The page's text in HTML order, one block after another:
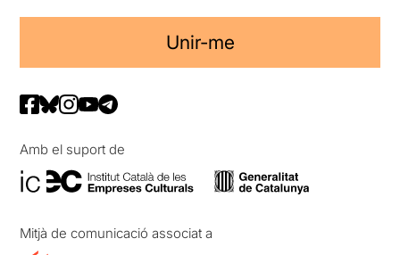
Unir-me
Amb el suport de
Mitjà de comunicació associat a